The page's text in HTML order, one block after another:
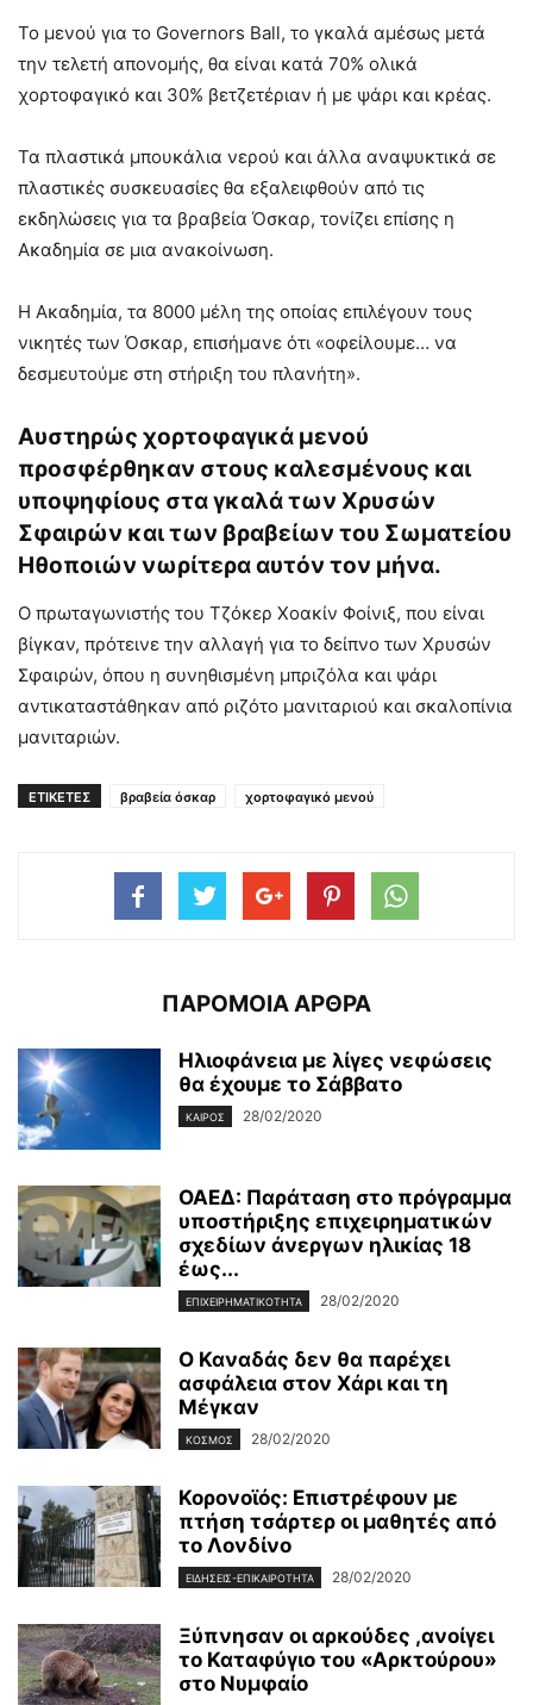
Το μενού για το Governors Ball, το γκαλά αμέσως μετά
την τελετή απονομής, θα είναι κατά 70% ολικά
χορτοφαγικό και 30% βετζετέριαν ή με ψάρι και κρέας.
Τα πλαστικά μπουκάλια νερού και άλλα αναψυκτικά σε
πλαστικές συσκευασίες θα εξαλειφθούν από τις
εκδηλώσεις για τα βραβεία Όσκαρ, τονίζει επίσης η
Ακαδημία σε μια ανακοίνωση.
Η Ακαδημία, τα 8000 μέλη της οποίας επιλέγουν τους
νικητές των Όσκαρ, επισήμανε ότι «οφείλουμε… να
δεσμευτούμε στη στήριξη του πλανήτη».
Αυστηρώς χορτοφαγικά μενού
προσφέρθηκαν στους καλεσμένους και
υποψηφίους στα γκαλά των Χρυσών
Σφαιρών και των βραβείων του Σωματείου
Ηθοποιών νωρίτερα αυτόν τον μήνα.
Ο πρωταγωνιστής του Τζόκερ Χοακίν Φοίνιξ, που είναι
βίγκαν, πρότεινε την αλλαγή για το δείπνο των Χρυσών
Σφαιρών, όπου η συνηθισμένη μπριζόλα και ψάρι
αντικαταστάθηκαν από ριζότο μανιταριού και σκαλοπίνια
μανιταριών.
ΕΤΙΚΕΤΕΣ βραβεία όσκαρ χορτοφαγικό μενού
ΠΑΡΟΜΟΙΑ ΑΡΘΡΑ
Ηλιοφάνεια με λίγες νεφώσεις
θα έχουμε το Σάββατο
ΚΑΙΡΌΣ 28/02/2020
ΟΑΕΔ: Παράταση στο πρόγραμμα
υποστήριξης επιχειρηματικών
σχεδίων άνεργων ηλικίας 18
έως...
ΕΠΙΧΕΙΡΗΜΑΤΙΚΌΤΗΤΑ 28/02/2020
Ο Καναδάς δεν θα παρέχει
ασφάλεια στον Χάρι και τη
Μέγκαν
ΚΌΣΜΟΣ 28/02/2020
Κορονοϊός: Επιστρέφουν με
πτήση τσάρτερ οι μαθητές από
το Λονδίνο
ΕΙΔΉΣΕΙΣ-ΕΠΙΚΑΙΡΌΤΗΤΑ 28/02/2020
Ξύπνησαν οι αρκούδες ,ανοίγει
το Καταφύγιο του «Αρκτούρου»
στο Νυμφαίο